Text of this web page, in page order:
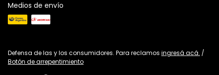
Medios de envío
Defensa de las y los consumidores. Para reclamos ingresá acá. /
Botón de arrepentimiento